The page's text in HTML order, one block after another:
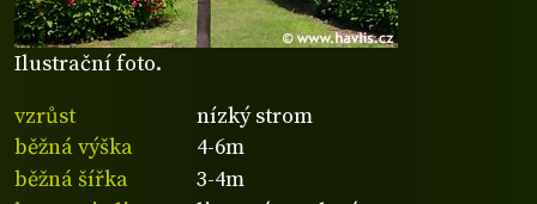
Ilustrační foto.
vzrůst
nízký strom
běžná výška
4-6m
běžná šířka
3-4m